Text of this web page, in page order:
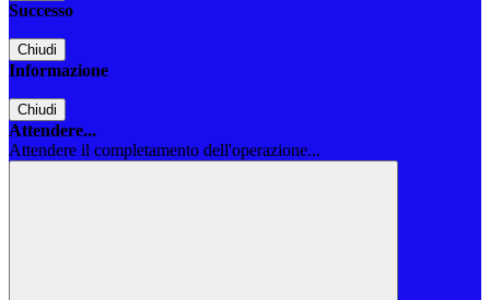
Successo
Chiudi
Informazione
Chiudi
Attendere...
Attendere il completamento dell'operazione...